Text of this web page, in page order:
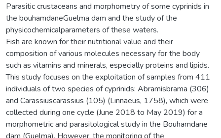
Parasitic crustaceans and morphometry of some cyprinids in
the bouhamdaneGuelma dam and the study of the
physicochemicalparameters of these waters.
Fish are known for their nutritional value and their
composition of various molecules necessary for the body
such as vitamins and minerals, especially proteins and lipids.
This study focuses on the exploitation of samples from 411
individuals of two species of cyprinids: Abramisbrama (306)
and Carassiuscarassius (105) (Linnaeus, 1758), which were
collected during one cycle (June 2018 to May 2019) for a
morphometric and parasitological study in the Bouhamdane